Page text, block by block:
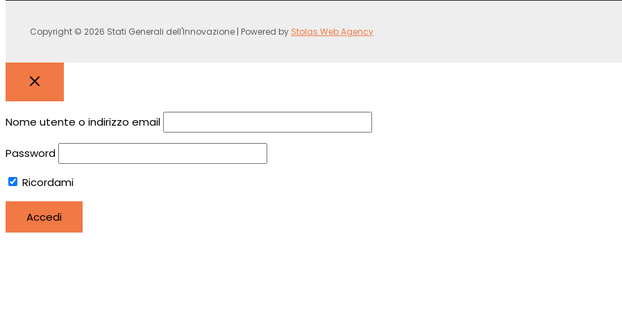
Copyright © 2026 Stati Generali dell'Innovazione | Powered by Stolas Web Agency
Nome utente o indirizzo email
Password
Ricordami